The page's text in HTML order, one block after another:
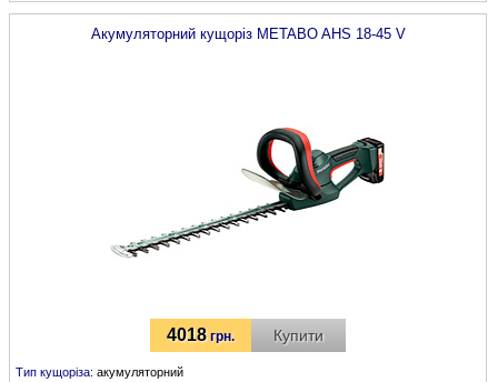
Акумуляторний кущоріз METABO AHS 18-45 V
4018грн. Купити
Тип кущоріза: акумуляторний